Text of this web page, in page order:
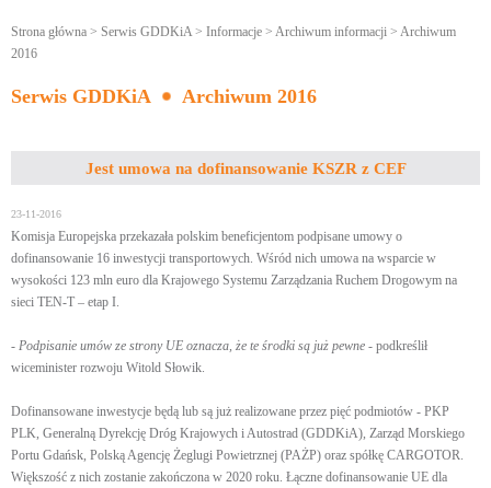
Strona główna > Serwis GDDKiA> Informacje > Archiwum informacji > Archiwum
2016
Serwis GDDKiA Archiwum 2016
Jest umowa na dofinansowanie KSZR z CEF
23-11-2016
Komisja Europejska przekazała polskim beneficjentom podpisane umowy o
dofinansowanie 16 inwestycji transportowych. Wśród nich umowa na wsparcie w
wysokości 123 mln euro dla Krajowego Systemu Zarządzania Ruchem Drogowym na
sieci TEN-T – etap I.
- Podpisanie umów ze strony UE oznacza, że te środki są już pewne - podkreślił
wiceminister rozwoju Witold Słowik.
Dofinansowane inwestycje będą lub są już realizowane przez pięć podmiotów - PKP
PLK, Generalną Dyrekcję Dróg Krajowych i Autostrad (GDDKiA), Zarząd Morskiego
Portu Gdańsk, Polską Agencję Żeglugi Powietrznej (PAŻP) oraz spółkę CARGOTOR.
Większość z nich zostanie zakończona w 2020 roku. Łączne dofinansowanie UE dla